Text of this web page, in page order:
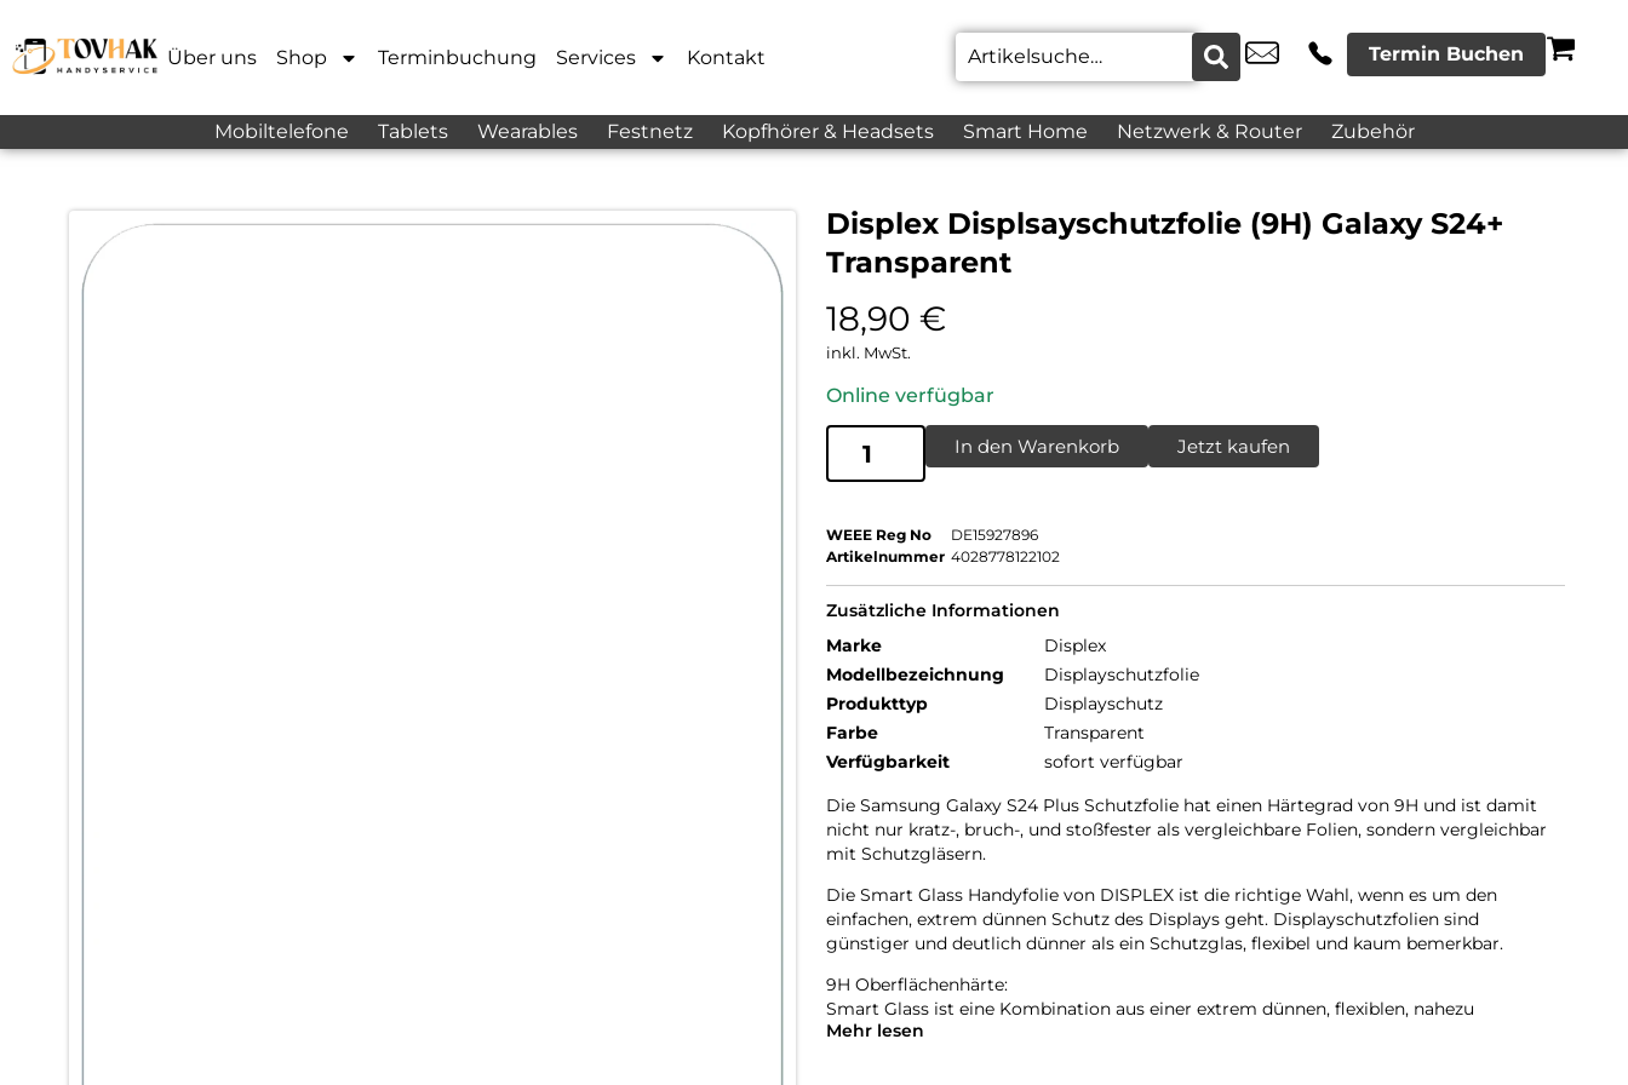
Über uns Shop Terminbuchung Services Kontakt Termin Buchen
Mobiltelefone Tablets Wearables Festnetz Kopfhörer & Headsets Smart Home Netzwerk & Router Zubehör
Displex Displsayschutzfolie (9H) Galaxy S24+
Transparent
18,90 €
inkl. MwSt.
Online verfügbar
In den Warenkorb Jetzt kaufen
WEEE Reg No
DE15927896
Artikelnummer 4028778122102
Zusätzliche Informationen
Marke
Displex
Modellbezeichnung
Displayschutzfolie
Produkttyp
Displayschutz
Farbe
Transparent
Verfügbarkeit
sofort verfügbar
Die Samsung Galaxy S24 Plus Schutzfolie hat einen Härtegrad von 9H und ist damit
nicht nur kratz-, bruch-, und stoßfester als vergleichbare Folien, sondern vergleichbar
mit Schutzgläsern.
Die Smart Glass Handyfolie von DISPLEX ist die richtige Wahl, wenn es um den
einfachen, extrem dünnen Schutz des Displays geht. Displayschutzfolien sind
günstiger und deutlich dünner als ein Schutzglas, flexibel und kaum bemerkbar.
9H Oberflächenhärte:
Smart Glass ist eine Kombination aus einer extrem dünnen, flexiblen, nahezu
unzerstörbaren Schutzfolie und konventionellem Panzerglas. Mit einer
Mehr lesen